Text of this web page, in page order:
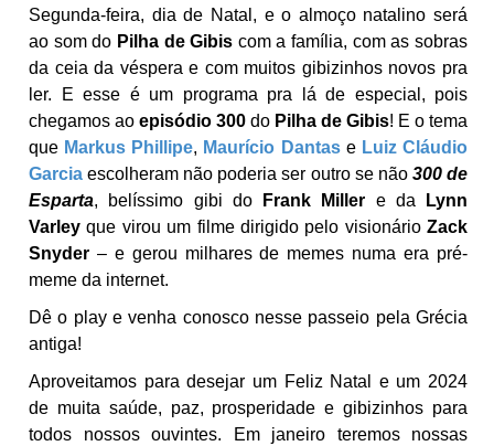
Segunda-feira, dia de Natal, e o almoço natalino será
ao som do Pilha de Gibis com a família, com as sobras
da ceia da véspera e com muitos gibizinhos novos pra
ler. E esse é um programa pra lá de especial, pois
chegamos ao episódio 300 do Pilha de Gibis! E o tema
que Markus Phillipe, Maurício Dantase Luiz Cláudio
Garcia escolheram não poderia ser outro se não 300 de
Esparta, belíssimo gibi do Frank Miller e da
Lynn
Varley que virou um filme dirigido pelo visionário Zack
Snyder – e gerou milhares de memes numa era pré-
meme da internet.
Dê o play e venha conosco nesse passeio pela Grécia
antiga!
Aproveitamos para desejar um Feliz Natal e um 2024
de muita saúde, paz, prosperidade e gibizinhos para
todos nossos ouvintes. Em janeiro teremos nossas